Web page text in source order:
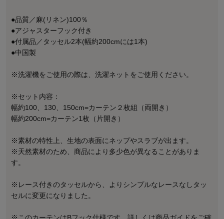
●品質／麻(リネン)100％
●アジャスターフック付き
●付属品／タッセル2本(幅約200cmには1本)
●中国製
※洗濯機をご使用の際は、洗濯ネットをご使用ください。
※セット内容：
幅約100、130、150cm=カーテン２枚組（両開き）
幅約200cm=カーテン1枚（片開き）
※素材の特性上、生地の表面にネップやスラブが出ます。
※天然素材のため、商品により多少色が異なることがありま
す。
※レース付きのタッセルから、よりシンプルなレースなしタッ
セルに変更になりました。